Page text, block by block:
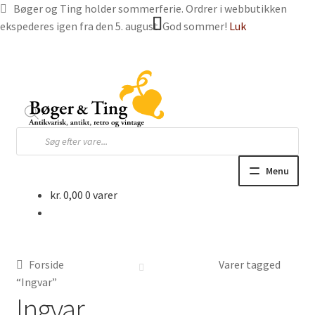
Bøger og Ting holder sommerferie. Ordrer i webbutikken
ekspederes igen fra den 5. august. God sommer! Luk
navigation
indhold
Products
search
Menu
Bøger og blade
kr. 0,00 0 varer
Forside
Varer tagged
“Ingvar”